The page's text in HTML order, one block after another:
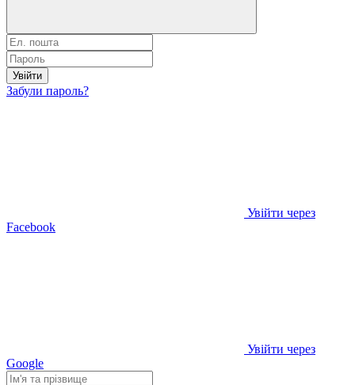
Увійти
Забули пароль?
Увійти через
Facebook
Увійти через
Google